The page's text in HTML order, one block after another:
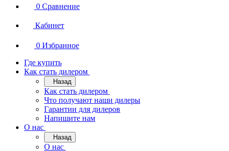
0 Сравнение
Кабинет
0 Избранное
Где купить
Как стать дилером
Назад
Как стать дилером
Что получают наши дилеры
Гарантии для дилеров
Напишите нам
О нас
Назад
О нас